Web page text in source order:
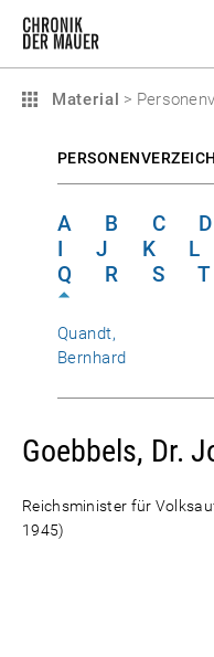
Material >
A B C D
I
J K L
Q
R S T
Quandt,
Bernhard
Goebbels, Dr.
Reichsminister für
1945)